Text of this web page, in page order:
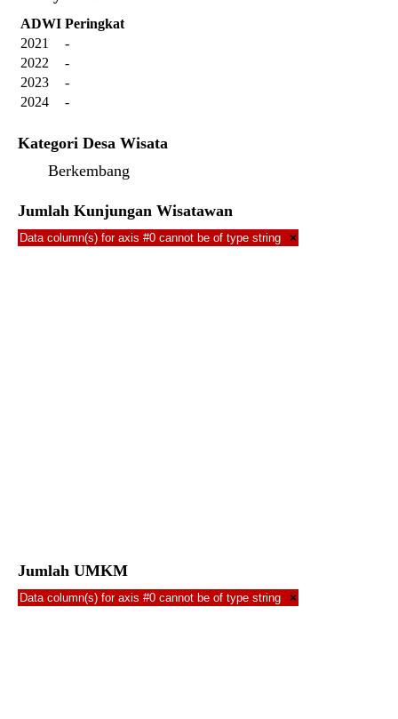
ADWI Peringkat
2021
-
2022
-
2023
-
2024
-
Kategori Desa Wisata
Berkembang
Jumlah Kunjungan Wisatawan
Data column(s) for axis #0 cannot be of type string ×
Jumlah UMKM
Data column(s) for axis #0 cannot be of type string ×